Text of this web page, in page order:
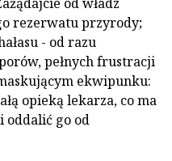
rezerwatu przyrody;
- od razu
pełnych frustracji
ekwipunku:
opieką lekarza, co ma
oddalić go od